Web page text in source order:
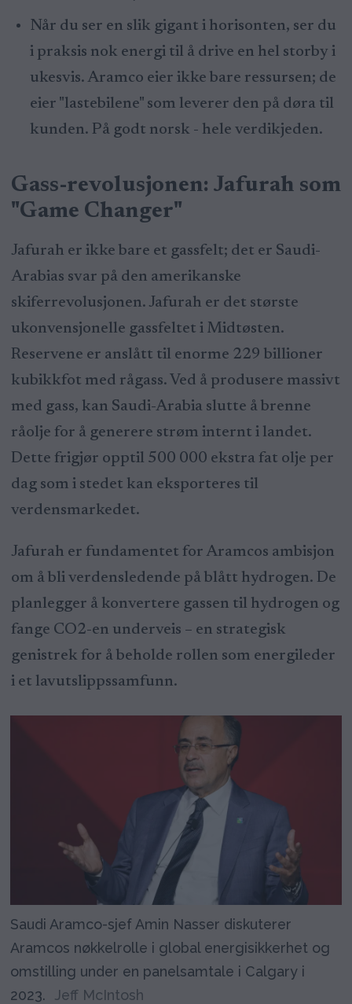
Når du ser en slik gigant i horisonten, ser du
i praksis nok energi til å drive en hel storby i
ukesvis. Aramco eier ikke bare ressursen; de
eier "lastebilene" som leverer den på døra til
kunden. På godt norsk - hele verdikjeden.
Gass-revolusjonen: Jafurah som
"Game Changer"
Jafurah er ikke bare et gassfelt; det er Saudi-
Arabias svar på den amerikanske
skiferrevolusjonen. Jafurah er det største
ukonvensjonelle gassfeltet i Midtøsten.
Reservene er anslått til enorme 229 billioner
kubikkfot med rågass. Ved å produsere massivt
med gass, kan Saudi-Arabia slutte å brenne
råolje for å generere strøm internt i landet.
Dette frigjør opptil 500 000 ekstra fat olje per
dag som i stedet kan eksporteres til
verdensmarkedet.
Jafurah er fundamentet for Aramcos ambisjon
om å bli verdensledende på blått hydrogen. De
planlegger å konvertere gassen til hydrogen og
fange CO2-en underveis – en strategisk
genistrek for å beholde rollen som energileder
i et lavutslippssamfunn.
Saudi Aramco-sjef Amin Nasser diskuterer
Aramcos nøkkelrolle i global energisikkerhet og
omstilling under en panelsamtale i Calgary i
2023.
Jeff McIntosh